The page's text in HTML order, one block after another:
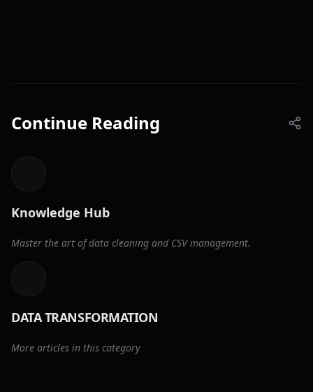
Continue Reading
Knowledge Hub
Master the art of data cleaning and CSV management.
DATA TRANSFORMATION
More articles in this category